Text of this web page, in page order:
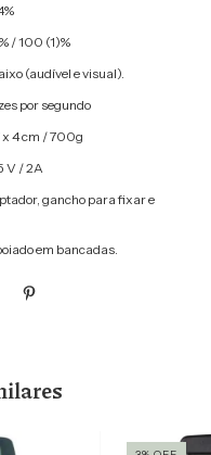
/ 100 (1)%
(audível e visual).
por segundo
x 4 cm / 700g
V / 2A
gancho para fixar e
em bancadas.